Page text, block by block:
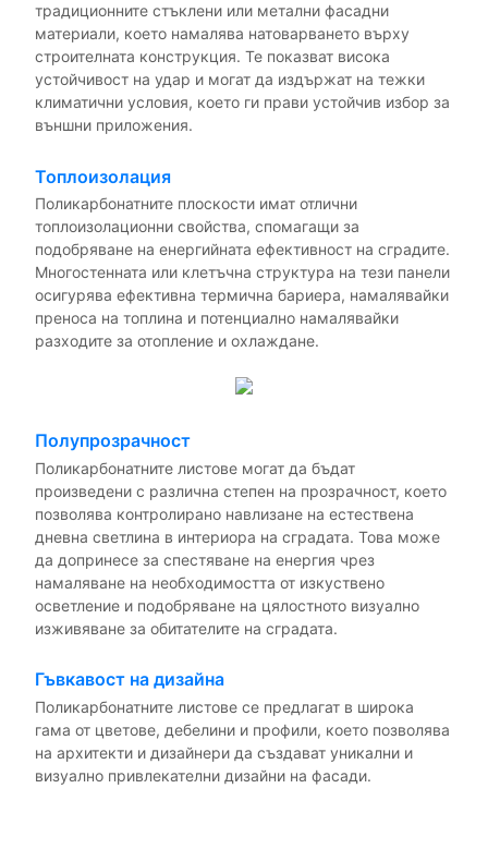
традиционните стъклени или метални фасадни
материали, което намалява натоварването върху
строителната конструкция. Те показват висока
устойчивост на удар и могат да издържат на тежки
климатични условия, което ги прави устойчив избор за
външни приложения.
Топлоизолация
Поликарбонатните плоскости имат отлични
топлоизолационни свойства, спомагащи за
подобряване на енергийната ефективност на сградите.
Многостенната или клетъчна структура на тези панели
осигурява ефективна термична бариера, намалявайки
преноса на топлина и потенциално намалявайки
разходите за отопление и охлаждане.
Полупрозрачност
Поликарбонатните листове могат да бъдат
произведени с различна степен на прозрачност, което
позволява контролирано навлизане на естествена
дневна светлина в интериора на сградата. Това може
да допринесе за спестяване на енергия чрез
намаляване на необходимостта от изкуствено
осветление и подобряване на цялостното визуално
изживяване за обитателите на сградата.
Гъвкавост на дизайна
Поликарбонатните листове се предлагат в широка
гама от цветове, дебелини и профили, което позволява
на архитекти и дизайнери да създават уникални и
визуално привлекателни дизайни на фасади.